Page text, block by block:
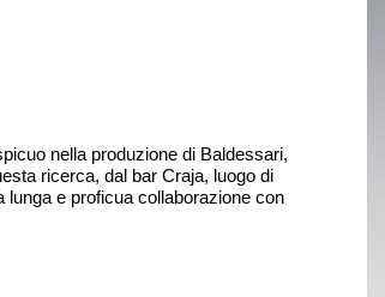
nella produzione di Baldessari,
ricerca, dal bar Craja, luogo di
lunga e proficua collaborazione con